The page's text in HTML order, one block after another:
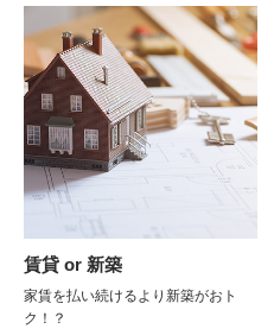
賃貸 or 新築
家賃を払い続けるより新築がおト
ク！？